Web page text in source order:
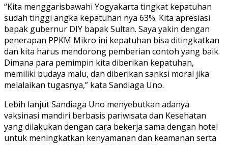
“Kita menggarisbawahi Yogyakarta tingkat kepatuhan
sudah tinggi angka kepatuhan nya 63%. Kita apresiasi
bapak gubernur DIY bapak Sultan. Saya yakin dengan
penerapan PPKM Mikro ini kepatuhan bisa ditingkatkan
dan kita harus mendorong pemberian contoh yang baik.
Dimana para pemimpin kita diberikan kepatuhan,
memiliki budaya malu, dan diberikan sanksi moral jika
melalaikan tugasnya,” kata Sandiaga Uno.
Lebih lanjut Sandiaga Uno menyebutkan adanya
vaksinasi mandiri berbasis pariwisata dan Kesehatan
yang dilakukan dengan cara bekerja sama dengan hotel
untuk meningkatkan kenyamanan dan keamanan serta